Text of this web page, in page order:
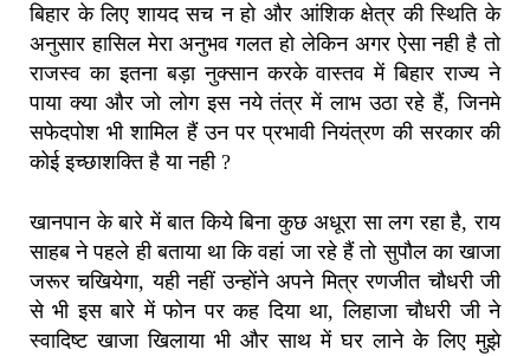
बिहार के लिए शायद सच न हो और आंशिक क्षेत्र की स्थिति के
अनुसार हासिल मेरा अनुभव गलत हो लेकिन अगर ऐसा नही है तो
राजस्व का इतना बड़ा नुक्सान करके वास्तव में बिहार राज्य ने
पाया क्या और जो लोग इस नये तंत्र में लाभ उठा रहे हैं, जिनमे
सफेदपोश भी शामिल हैं उन पर प्रभावी नियंत्रण की सरकार की
कोई इच्छाशक्ति है या नही ?
खानपान के बारे में बात किये बिना कुछ अधूरा सा लग रहा है, राय
साहब ने पहले ही बताया था कि वहां जा रहे हैं तो सुपौल का खाजा
जरूर चखियेगा, यही नहीं उन्होंने अपने मित्र रणजीत चौधरी जी
से भी इस बारे में फोन पर कह दिया था, लिहाजा चौधरी जी ने
स्वादिष्ट खाजा खिलाया भी और साथ में घर लाने के लिए मुझे